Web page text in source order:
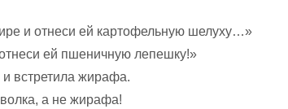
и отнеси ей картофельную шелуху…»
ей пшеничную лепешку!»
и встретила жирафа.
а не жирафа!